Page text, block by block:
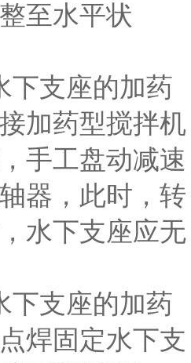
至水平状
下支座的加药
加药型搅拌机
手工盘动减速
器，此时，转
水下支座应无
下支座的加药
焊固定水下支